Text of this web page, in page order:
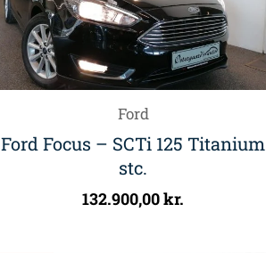
Ford
Ford Focus – SCTi 125 Titanium
stc.
132.900,00kr.